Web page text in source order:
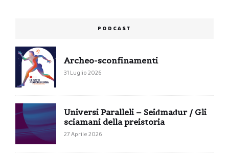
PODCAST
Archeo-sconfinamenti
31 Luglio 2026
Universi Paralleli – Seiđmađur / Gli
sciamani della preistoria
27 Aprile 2026